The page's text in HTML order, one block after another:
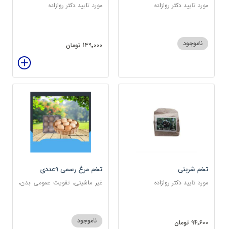
مورد تایید دکتر روازاده
ناموجود
مورد تایید دکتر روازاده
139,000 تومان
تخم شربتی
مورد تایید دکتر روازاده
94,600 تومان
تخم مرغ رسمی 9عددی
غیر ماشینی، تقویت عمومی بدن،
ناموجود